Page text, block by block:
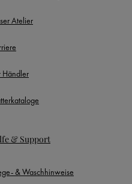
Atelier
Händler
& Support
& Waschhinweise